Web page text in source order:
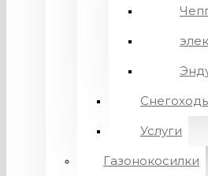
Услуги
Газонокосилки